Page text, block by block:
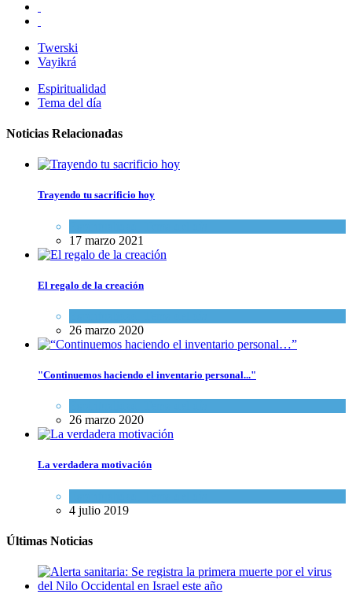
Twerski
Vayikrá
Espiritualidad
Tema del día
Noticias Relacionadas
Trayendo tu sacrificio hoy
17 marzo 2021
El regalo de la creación
26 marzo 2020
"Continuemos haciendo el inventario personal..."
26 marzo 2020
La verdadera motivación
4 julio 2019
Últimas Noticias